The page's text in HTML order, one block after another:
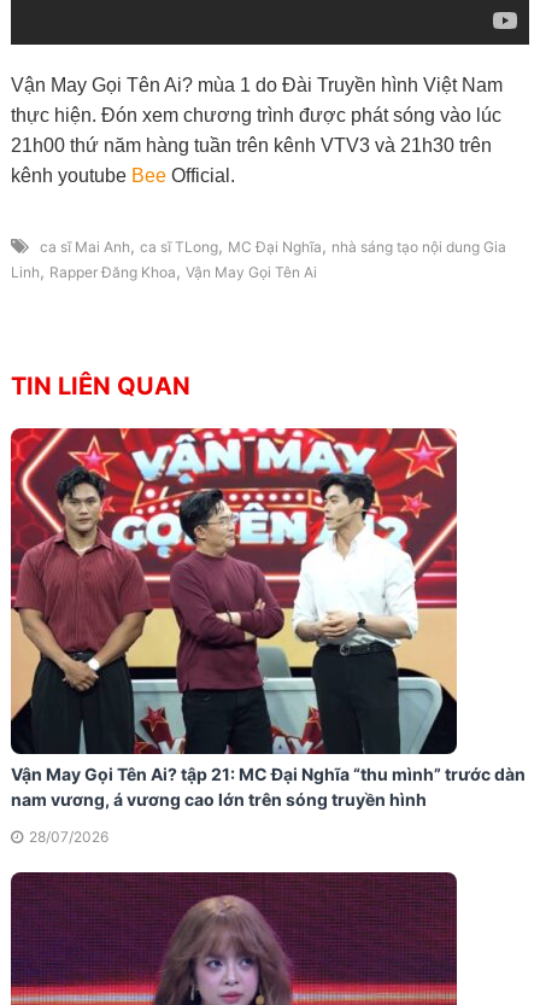
Vận May Gọi Tên Ai? mùa 1 do Đài Truyền hình Việt Nam
thực hiện. Đón xem chương trình được phát sóng vào lúc
21h00 thứ năm hàng tuần trên kênh VTV3 và 21h30 trên
kênh youtube BeeOfficial.
ca sĩ Mai Anh , ca sĩ TLong, MC Đại Nghĩa , nhà sáng tạo nội dung Gia
Linh , Rapper Đăng Khoa , Vận May Gọi Tên Ai
TIN LIÊN QUAN
Vận May Gọi Tên Ai? tập 21: MC Đại Nghĩa “thu mình” trước dàn
nam vương, á vương cao lớn trên sóng truyền hình
28/07/2026